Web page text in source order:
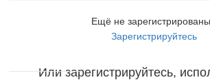
Ещё не
Зарегистрируйтесь
Или зарегистрируйтесь,